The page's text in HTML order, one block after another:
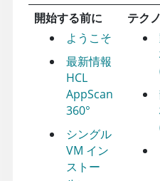
開始する前に
ようこそ
最新情報
HCL
AppScan
360°
シングル
VM イン
ストー
テク